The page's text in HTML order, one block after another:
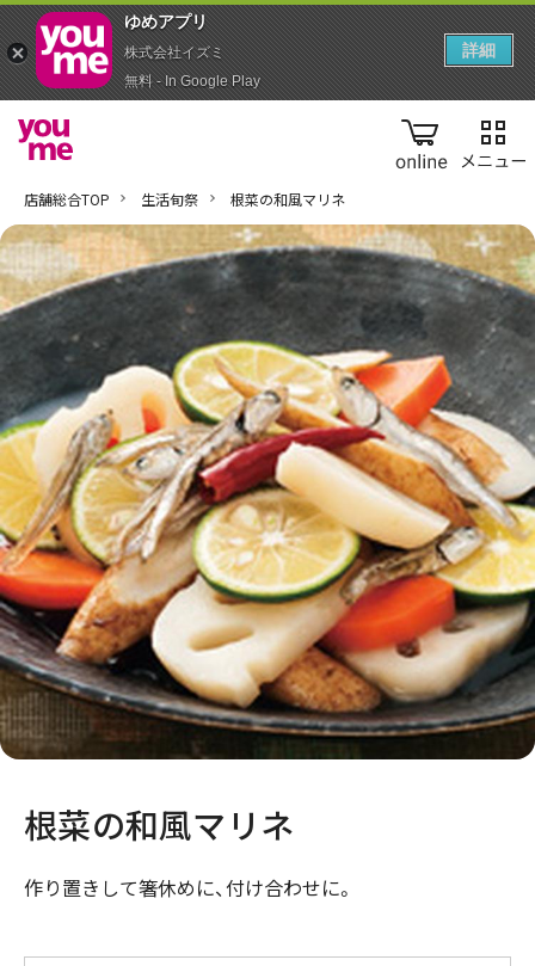
online
店舗総合TOP 生活旬祭 根菜の和風マリネ
根菜の和風マリネ
作り置きして箸休めに、付け合わせに。
ゆめアプ‪リ‬
株式会社イズミ
無料 - In Google Play
詳細